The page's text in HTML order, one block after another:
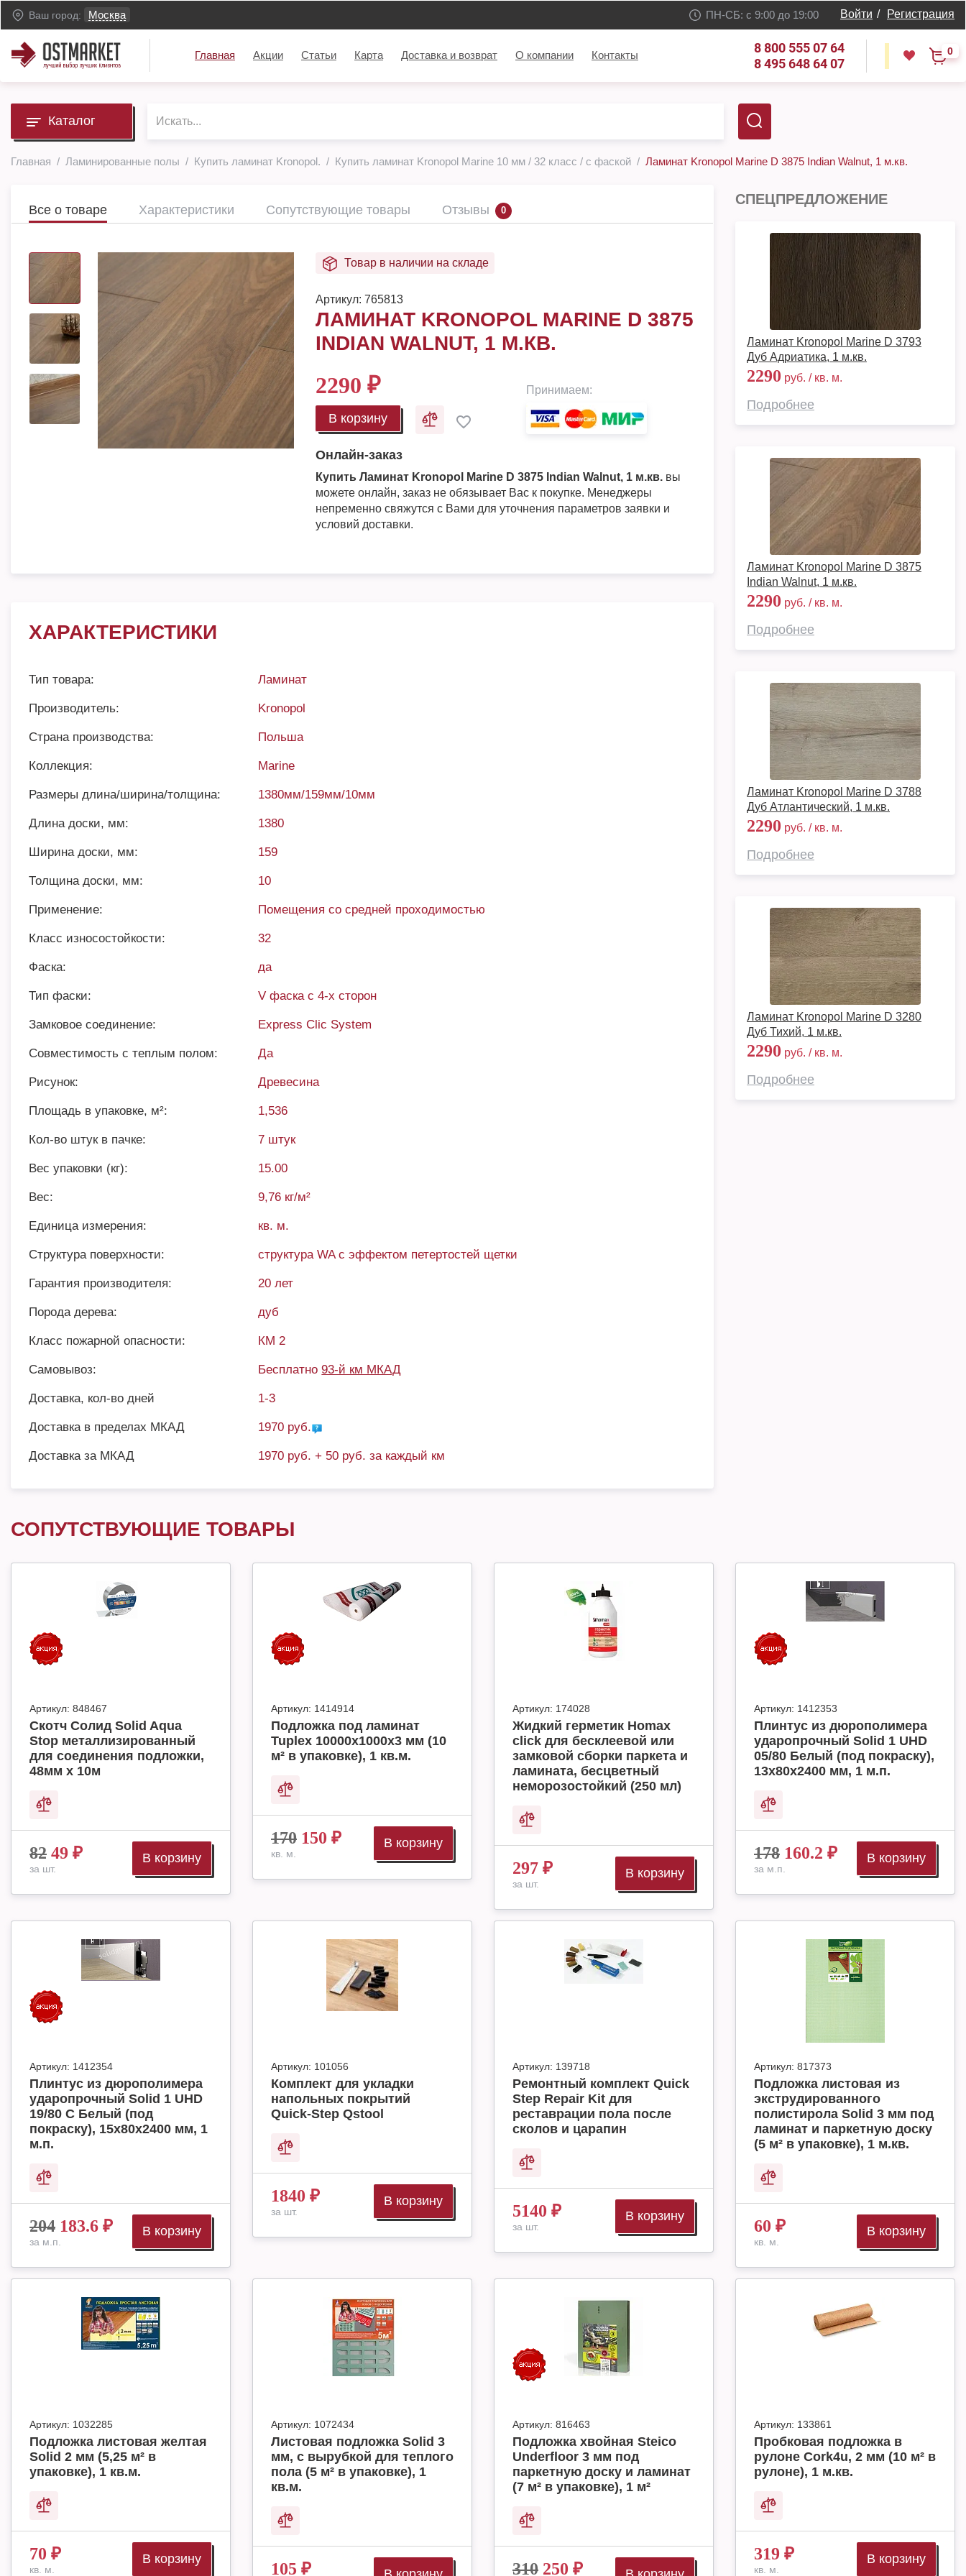
Ваш город: Москва ПН-СБ: с 9:00 до 19:00 Войти / Регистрация
Главная Акции Статьи Карта Доставка и возврат О компании Контакты
8 800 555 07 64
8 495 648 64 07
0
Каталог
Главная Ламинированные полы Купить ламинат Kronopol. Купить ламинат Kronopol Marine 10 мм / 32 класс / с фаской Ламинат Kronopol Marine D 3875 Indian Walnut, 1 м.кв.
Все о товаре Характеристики Сопутствующие товары Отзывы 0
Товар в наличии на складе
Артикул:765813
ЛАМИНАТ KRONOPOL MARINE D 3875
INDIAN WALNUT, 1 М.КВ.
2290 ₽
В корзину
Принимаем:
Онлайн-заказ
Купить Ламинат Kronopol Marine D 3875 Indian Walnut, 1 м.кв. вы
можете онлайн, заказ не обязывает Вас к покупке. Менеджеры
непременно свяжутся с Вами для уточнения параметров заявки и
условий доставки.
ХАРАКТЕРИСТИКИ
Тип товара: Ламинат
Производитель: Kronopol
Страна производства: Польша
Коллекция: Marine
Размеры длина/ширина/толщина: 1380мм/159мм/10мм
Длина доски, мм: 1380
Ширина доски, мм: 159
Толщина доски, мм: 10
Применение: Помещения со средней проходимостью
Класс износостойкости: 32
Фаска: да
Тип фаски: V фаска с 4-х сторон
Замковое соединение: Express Clic System
Совместимость с теплым полом: Да
Рисунок: Древесина
Площадь в упаковке, м²: 1,536
Кол-во штук в пачке: 7 штук
Вес упаковки (кг): 15.00
Вес: 9,76 кг/м²
Единица измерения: кв. м.
Структура поверхности: структура WA с эффектом петертостей щетки
Гарантия производителя: 20 лет
Порода дерева: дуб
Класс пожарной опасности: КМ 2
Самовывоз: Бесплатно93-й км МКАД
Доставка, кол-во дней 1-3
Доставка в пределах МКАД 1970 руб.
Доставка за МКАД 1970 руб. + 50 руб. за каждый км
СПЕЦПРЕДЛОЖЕНИЕ
Ламинат Kronopol Marine D 3793
Дуб Адриатика, 1 м.кв.
2290 руб. / кв. м.
Подробнее
Ламинат Kronopol Marine D 3875
Indian Walnut, 1 м.кв.
2290 руб. / кв. м.
Подробнее
Ламинат Kronopol Marine D 3788
Дуб Атлантический, 1 м.кв.
2290 руб. / кв. м.
Подробнее
Ламинат Kronopol Marine D 3280
Дуб Тихий, 1 м.кв.
2290 руб. / кв. м.
Подробнее
СОПУТСТВУЮЩИЕ ТОВАРЫ
Артикул: 848467
Скотч Солид Solid Aqua
Stop металлизированный
для соединения подложки,
48мм х 10м
82 49 ₽
за шт.
В корзину
Артикул: 1414914
Подложка под ламинат
Tuplex 10000x1000x3 мм (10
м² в упаковке), 1 кв.м.
170 150 ₽
кв. м.
В корзину
Артикул: 174028
Жидкий герметик Homax
click для бесклеевой или
замковой сборки паркета и
ламината, бесцветный
неморозостойкий (250 мл)
297 ₽
за шт.
В корзину
Артикул: 1412353
Плинтус из дюрополимера
ударопрочный Solid 1 UHD
05/80 Белый (под покраску),
13х80х2400 мм, 1 м.п.
178 160.2 ₽
за м.п.
В корзину
Артикул: 1412354
Плинтус из дюрополимера
ударопрочный Solid 1 UHD
19/80 C Белый (под
покраску), 15х80х2400 мм, 1
м.п.
204 183.6 ₽
за м.п.
В корзину
Артикул: 101056
Комплект для укладки
напольных покрытий
Quick-Step Qstool
1840 ₽
за шт.
В корзину
Артикул: 139718
Ремонтный комплект Quick
Step Repair Kit для
реставрации пола после
сколов и царапин
5140 ₽
за шт.
В корзину
Артикул: 817373
Подложка листовая из
экструдированного
полистирола Solid 3 мм под
ламинат и паркетную доску
(5 м² в упаковке), 1 м.кв.
60 ₽
кв. м.
В корзину
Артикул: 1032285
Подложка листовая желтая
Solid 2 мм (5,25 м² в
упаковке), 1 кв.м.
70 ₽
кв. м.
В корзину
Артикул: 1072434
Листовая подложка Solid 3
мм, с вырубкой для теплого
пола (5 м² в упаковке), 1
кв.м.
105 ₽
Артикул: 816463
Подложка хвойная Steico
Underfloor 3 мм под
паркетную доску и ламинат
(7 м² в упаковке), 1 м²
310 250 ₽
Артикул: 133861
Пробковая подложка в
рулоне Cork4u, 2 мм (10 м² в
рулоне), 1 м.кв.
319 ₽
кв. м.
В корзину